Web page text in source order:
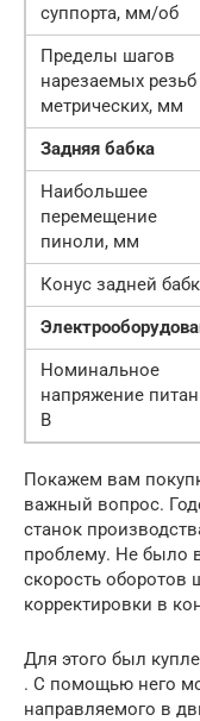
суппорта, мм/об
Пределы шагов
нарезаемых резьб
метрических, мм
Задняя бабка
Наибольшее
перемещение
пиноли, мм
Конус задней
Номинальное
напряжение
В
Покажем вам
важный вопрос.
станок
проблему. Не было
скорость оборотов
корректировки в
Для этого был
. С помощью него
направляемого в